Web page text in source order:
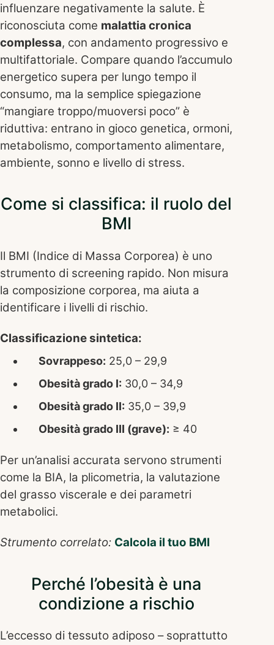
influenzare negativamente la salute. È
riconosciuta come malattia cronica
complessa, con andamento progressivo e
multifattoriale. Compare quando l’accumulo
energetico supera per lungo tempo il
consumo, ma la semplice spiegazione
“mangiare troppo/muoversi poco” è
riduttiva: entrano in gioco genetica, ormoni,
metabolismo, comportamento alimentare,
ambiente, sonno e livello di stress.
Come si classifica: il ruolo del
BMI
Il BMI (Indice di Massa Corporea) è uno
strumento di screening rapido. Non misura
la composizione corporea, ma aiuta a
identificare i livelli di rischio.
Classificazione sintetica:
Sovrappeso: 25,0 – 29,9
Obesità grado I: 30,0 – 34,9
Obesità grado II: 35,0 – 39,9
Obesità grado III (grave): ≥ 40
Per un’analisi accurata servono strumenti
come la BIA, la plicometria, la valutazione
del grasso viscerale e dei parametri
metabolici.
Strumento correlato: Calcola il tuo BMI
Perché l’obesità è una
condizione a rischio
L’eccesso di tessuto adiposo – soprattutto